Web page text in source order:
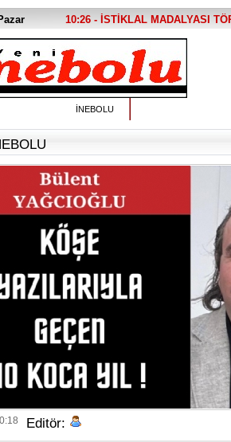
10:26 - İSTİKLAL MADALYASI
İNEBOLU
Editör: